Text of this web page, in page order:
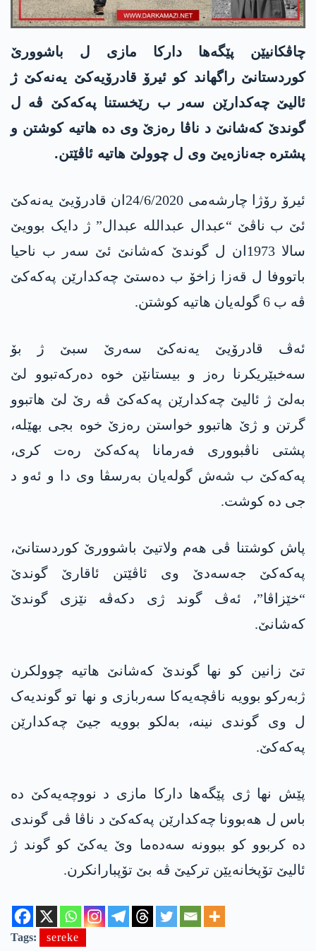
چاڤکانیێن پێگەها دارکا مازی ل باشوورێ
کوردستانێ راگهاند کو ئیرۆ قادرۆیەکێ یەنەکێ ژ
ئالیێ چەکدارێن سەر ب رێخستنا پەکەکێ ڤە ل
گوندێ کەشانێ د ناڤا رەزێ وی دە هاتیە کوشتن و
پشترە جەنازەیێ وی ل چوولێ هاتیە ئاڤێتن.
ئیرۆ رۆژا چارشەمی 24/6/2020ان قادرۆیێ یەنەکێ
ئێ ب ناڤێ “عبدال عبدالله عبدال” ژ دایک بوویێ
سالا 1973ان ل گوندێ کەشانێ ئێ سەر ب ناحیا
باتووفا ل قەزا زاخۆ ب دەستێ چەکدارێن پەکەکێ
ڤە ب 6 گولەیان هاتیە کوشتن.
ئەڤ قادرۆیێ یەنەکێ سەرێ سبێ ژ بۆ
سەخبێریکرنا رەز و بیستانێن خوە دەرکەتبوو لێ
بەلێ ژ ئالیێ چەکدارێن پەکەکێ ڤە رێ لێ هاتبوو
گرتن و ژێ هاتبوو خواستن رەزێ خوە بجی بهێلە،
پشتی ناڤبووری فەرمانا پەکەکێ رەت کری،
پەکەکێ ب شەش گولەیان بەرسڤا وی دا و ئەو د
جی دە کوشت.
پاش کوشتنا ڤی هەم ولاتیێ باشوورێ کوردستانێ،
پەکەکێ جەسەدێ وی ئاڤێتن ئاقارێ گوندێ
“خێزاڤا”، ئەڤ گوند ژی دکەڤە نێزی گوندێ
کەشانێ.
تێ زانین کو نها گوندێ کەشانێ هاتیە چوولکرن
ژبەرکو بوویە ناڤچەیەکا سەربازی و نها تو گوندیەک
ل وی گوندی نینە، بەلکو بوویە جیێ چەکدارێن
پەکەکێ.
پێش نها ژی پێگەها دارکا مازی د نووچەیەکێ دە
باس ل هەبوونا چەکدارێن پەکەکێ د ناڤا ڤی گوندی
دە کربوو کو ببوونە سەدەما وێ یەکێ کو گوند ژ
ئالیێ تۆپخانەیێن ترکیێ ڤە بێ تۆپبارانکرن.
Tags: sereke